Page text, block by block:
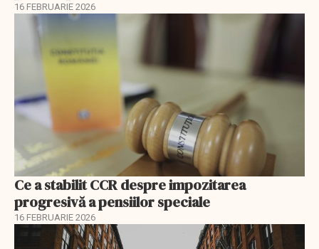
16 FEBRUARIE 2026
Ce a stabilit CCR despre impozitarea
progresivă a pensiilor speciale
16 FEBRUARIE 2026